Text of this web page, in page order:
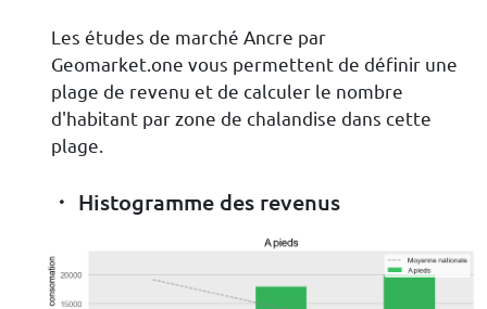
Les études de marché Ancre par
Geomarket.one vous permettent de définir une
plage de revenu et de calculer le nombre
d'habitant par zone de chalandise dans cette
plage.
Histogramme des revenus